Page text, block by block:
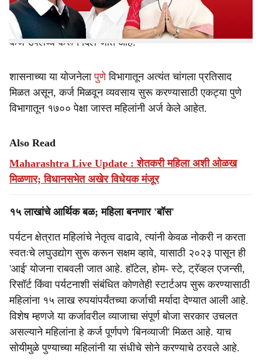
योजनेच्या माध्यमातून महिला उद्योजिकांना पर्यटन क्षेत्राशी निगडित
व्यवसाय सुरू करण्यासाठी तब्बल १५ लाख रुपयांपर्यंतचे बिनव्याजी
कर्ज उपलब्ध करून दिले जात आहे.
शासनाच्या या योजनेलापुणेविभागातून अत्यंत चांगला प्रतिसाद
मिळत असून, कर्ज मिळवून व्यवसाय सुरू करण्यासाठी एकट्या पुणे
विभागातून १७०० पेक्षा जास्त महिलांनी अर्ज केले आहेत.
Also Read
Maharashtra Live Update : शेतकरी महिला अशी ओळख
मिळणार; विधानसभेत अखेर विधेयक मंजूर
१५ लाखांचे आर्थिक बळ; महिला बनणार 'बॉस'
पर्यटन क्षेत्रात महिलांचे नेतृत्व वाढावे, त्यांनी केवळ नोकरी न करता
स्वतःचे लघुउद्योग सुरू करून सक्षम व्हावे, यासाठी २०२३ पासून ही
'आई' योजना राबवली जात आहे. हॉटेल, होम- स्टे, ट्रॅव्हल एजन्सी,
रिसॉर्ट किंवा पर्यटनाशी संबंधित कोणतेही स्टार्टअप सुरू करण्यासाठी
महिलांना १५ लाख रुपयांपर्यंतच्या कर्जाची मर्यादा देण्यात आली आहे.
विशेष म्हणजे या कर्जावरील व्याजाचा संपूर्ण बोजा सरकार उचलत
असल्याने महिलांना हे कर्ज पूर्णपणे 'बिनव्याजी' मिळत आहे. याच
सोयीमुळे पुण्याच्या महिलांनी या संधीचे सोने करण्याचे ठरवले आहे.